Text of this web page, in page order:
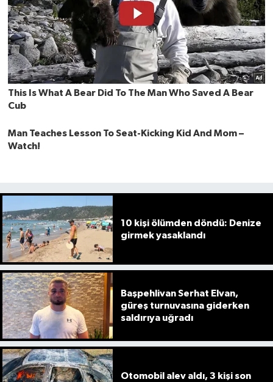
10 kişi ölümden döndü: Denize
girmek yasaklandı
Başpehlivan Serhat Elvan,
güreş turnuvasına giderken
saldırıya uğradı
Otomobil alev aldı, 3 kişi son